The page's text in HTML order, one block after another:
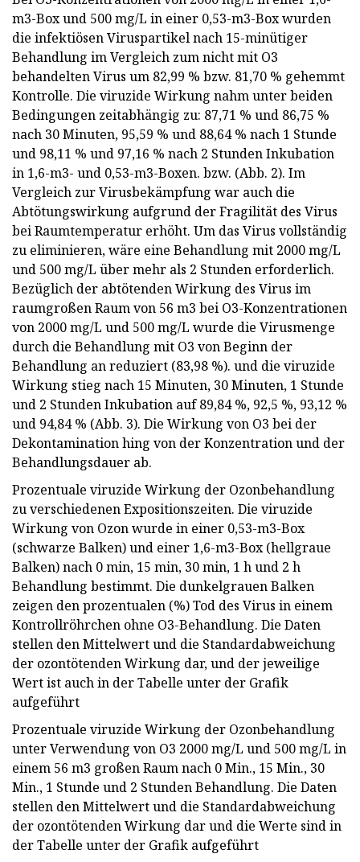
m3-Box und 500 mg/L in einer 0,53-m3-Box wurden
die infektiösen Viruspartikel nach 15-minütiger
Behandlung im Vergleich zum nicht mit O3
behandelten Virus um 82,99 % bzw. 81,70 % gehemmt
Kontrolle. Die viruzide Wirkung nahm unter beiden
Bedingungen zeitabhängig zu: 87,71 % und 86,75 %
nach 30 Minuten, 95,59 % und 88,64 % nach 1 Stunde
und 98,11 % und 97,16 % nach 2 Stunden Inkubation
in 1,6-m3- und 0,53-m3-Boxen. bzw. (Abb. 2). Im
Vergleich zur Virusbekämpfung war auch die
Abtötungswirkung aufgrund der Fragilität des Virus
bei Raumtemperatur erhöht. Um das Virus vollständig
zu eliminieren, wäre eine Behandlung mit 2000 mg/L
und 500 mg/L über mehr als 2 Stunden erforderlich.
Bezüglich der abtötenden Wirkung des Virus im
raumgroßen Raum von 56 m3 bei O3-Konzentrationen
von 2000 mg/L und 500 mg/L wurde die Virusmenge
durch die Behandlung mit O3 von Beginn der
Behandlung an reduziert (83,98 %). und die viruzide
Wirkung stieg nach 15 Minuten, 30 Minuten, 1 Stunde
und 2 Stunden Inkubation auf 89,84 %, 92,5 %, 93,12 %
und 94,84 % (Abb. 3). Die Wirkung von O3 bei der
Dekontamination hing von der Konzentration und der
Behandlungsdauer ab.
Prozentuale viruzide Wirkung der Ozonbehandlung
zu verschiedenen Expositionszeiten. Die viruzide
Wirkung von Ozon wurde in einer 0,53-m3-Box
(schwarze Balken) und einer 1,6-m3-Box (hellgraue
Balken) nach 0 min, 15 min, 30 min, 1 h und 2 h
Behandlung bestimmt. Die dunkelgrauen Balken
zeigen den prozentualen (%) Tod des Virus in einem
Kontrollröhrchen ohne O3-Behandlung. Die Daten
stellen den Mittelwert und die Standardabweichung
der ozontötenden Wirkung dar, und der jeweilige
Wert ist auch in der Tabelle unter der Grafik
aufgeführt
Prozentuale viruzide Wirkung der Ozonbehandlung
unter Verwendung von O3 2000 mg/L und 500 mg/L in
einem 56 m3 großen Raum nach 0 Min., 15 Min., 30
Min., 1 Stunde und 2 Stunden Behandlung. Die Daten
stellen den Mittelwert und die Standardabweichung
der ozontötenden Wirkung dar und die Werte sind in
der Tabelle unter der Grafik aufgeführt